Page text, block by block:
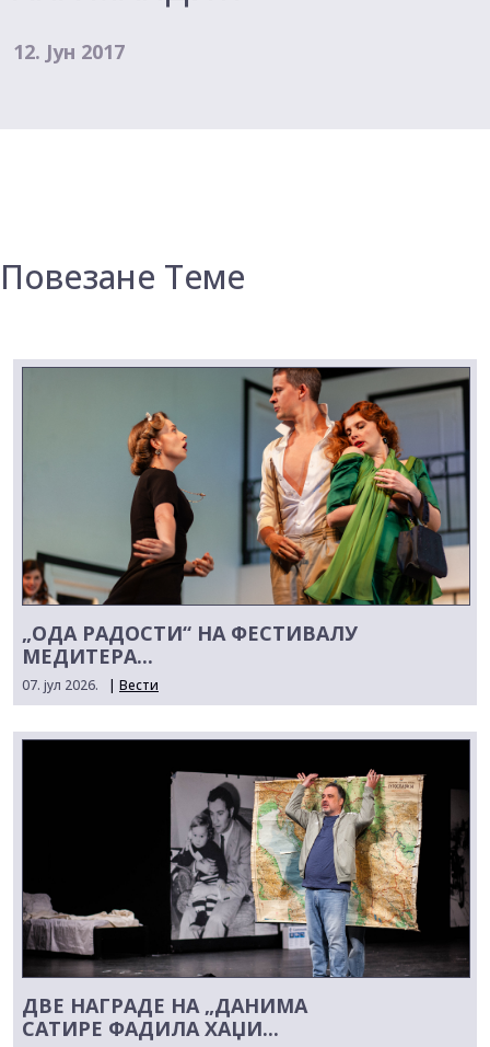
12. Јун 2017
Повезане Теме
„ОДА РАДОСТИ“ НА ФЕСТИВАЛУ
МЕДИТЕРА...
07. јул 2026. | Вести
ДВЕ НАГРАДЕ НА „ДАНИМА
САТИРЕ ФАДИЛА ХАЏИ...